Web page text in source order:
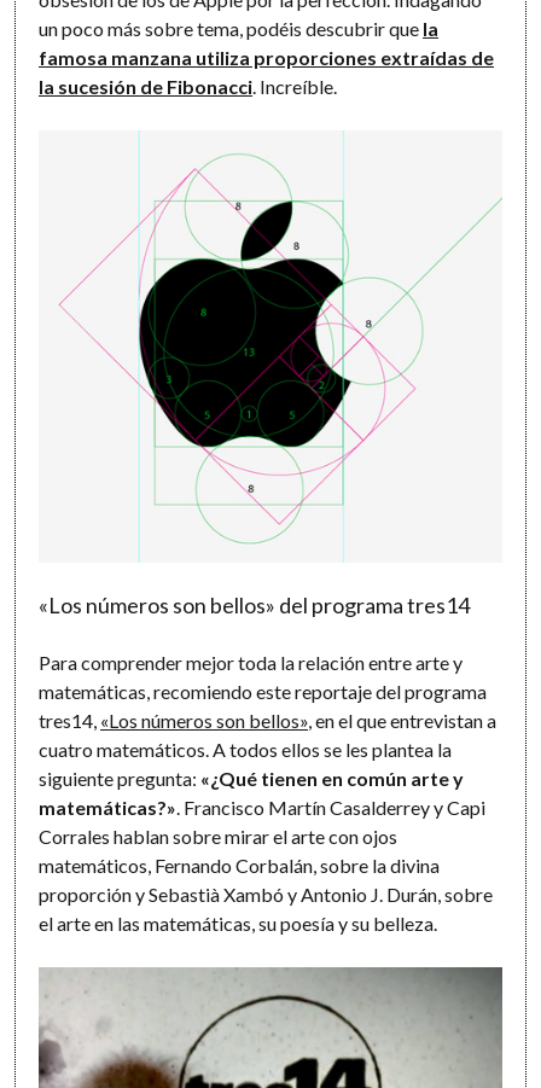
un poco más sobre tema, podéis descubrir que la
famosa manzana utiliza proporciones extraídas de
la sucesión de Fibonacci. Increíble.
«Los números son bellos» del programa tres14
Para comprender mejor toda la relación entre arte y
matemáticas, recomiendo este reportaje del programa
tres14, «Los números son bellos», en el que entrevistan a
cuatro matemáticos. A todos ellos se les plantea la
siguiente pregunta: «¿Qué tienen en común arte y
matemáticas?». Francisco Martín Casalderrey y Capi
Corrales hablan sobre mirar el arte con ojos
matemáticos, Fernando Corbalán, sobre la divina
proporción y Sebastià Xambó y Antonio J. Durán, sobre
el arte en las matemáticas, su poesía y su belleza.